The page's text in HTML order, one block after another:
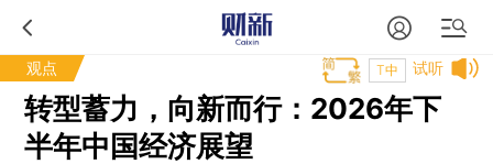
观点 试听
T中
转型蓄力，向新而行：2026年下
半年中国经济展望